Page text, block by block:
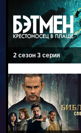
2 сезон 3 серия